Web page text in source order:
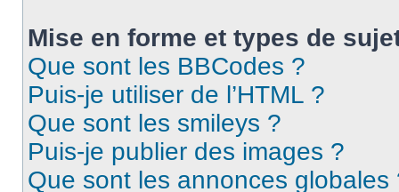
Mise en forme et types de
Que sont les BBCodes ?
Puis-je utiliser de l’HTML ?
Que sont les smileys ?
Puis-je publier des images ?
Que sont les annonces globales